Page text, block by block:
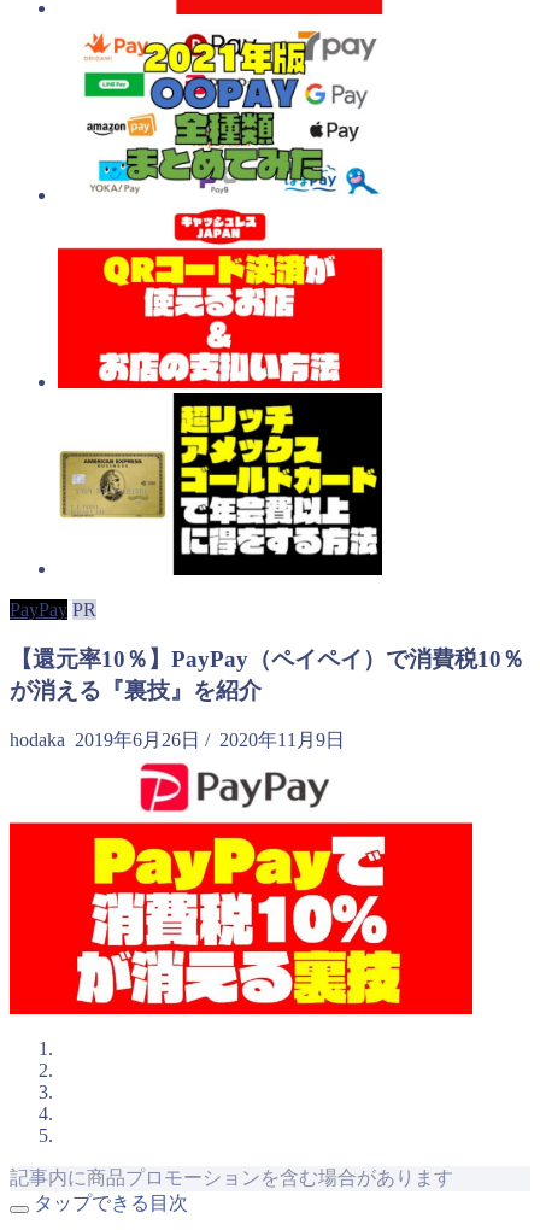
PayPay PR
【還元率10％】PayPay（ペイペイ）で消費税10％
が消える『裏技』を紹介
hodaka 2019年6月26日 / 2020年11月9日
記事内に商品プロモーションを含む場合があります
タップできる目次